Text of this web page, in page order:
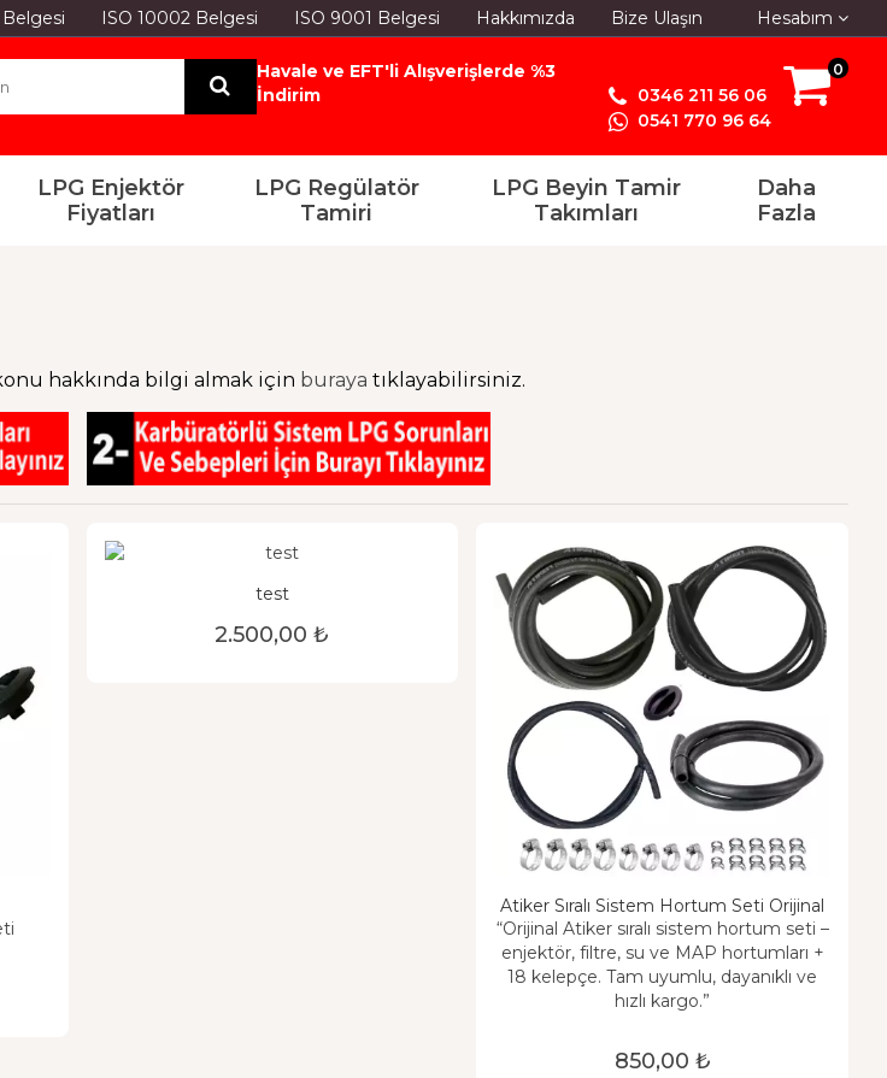
Belgesi ISO 10002 Belgesi ISO 9001 Belgesi Hakkımızda Bize Ulaşın Hesabım
Havale ve EFT'li Alışverişlerde %3
İndirim
0346 211 56 06
0541 770 96 64
0
LPG Enjektör
Fiyatları
LPG Regülatör
Tamiri
LPG Beyin Tamir
Takımları
Daha
Fazla
hakkında bilgi almak için buraya tıklayabilirsiniz.
test
2.500,00 ₺
Atiker Sıralı Sistem Hortum Seti Orijinal
“Orijinal Atiker sıralı sistem hortum seti –
enjektör, filtre, su ve MAP hortumları +
18 kelepçe. Tam uyumlu, dayanıklı ve
hızlı kargo.”
850,00 ₺